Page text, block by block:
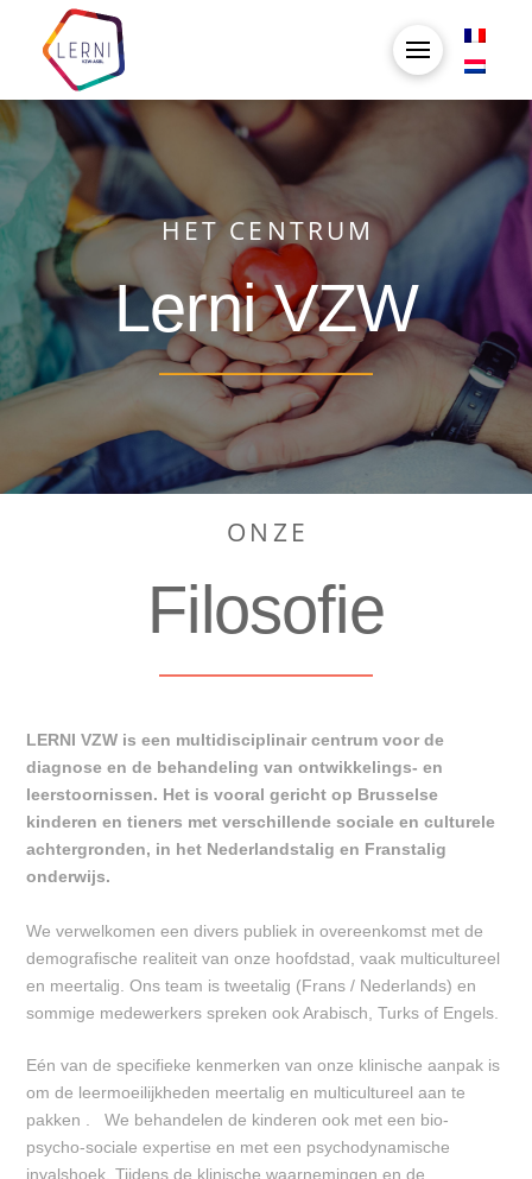
HET CENTRUM
Lerni VZW
ONZE
Filosofie
LERNI VZW is een multidisciplinair centrum voor de
diagnose en de behandeling van ontwikkelings- en
leerstoornissen. Het is vooral gericht op Brusselse
kinderen en tieners met verschillende sociale en culturele
achtergronden, in het Nederlandstalig en Franstalig
onderwijs.
We verwelkomen een divers publiek in overeenkomst met de
demografische realiteit van onze hoofdstad, vaak multicultureel
en meertalig. Ons team is tweetalig (Frans / Nederlands) en
sommige medewerkers spreken ook Arabisch, Turks of Engels.
Eén van de specifieke kenmerken van onze klinische aanpak is
om de leermoeilijkheden meertalig en multicultureel aan te
pakken . We behandelen de kinderen ook met een bio-
psycho-sociale expertise en met een psychodynamische
invalshoek. Tijdens de klinische waarnemingen en de